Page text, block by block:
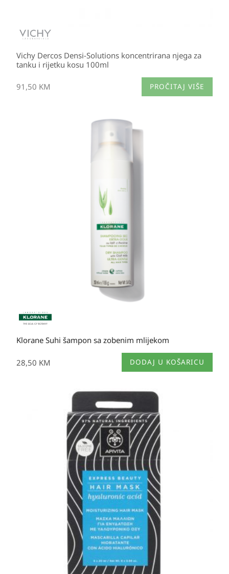
Vichy Dercos Densi-Solutions koncentrirana njega za
tanku i rijetku kosu 100ml
91,50 KM PROČITAJ VIŠE
Klorane Suhi šampon sa zobenim mlijekom
28,50 KM DODAJ U KOŠARICU